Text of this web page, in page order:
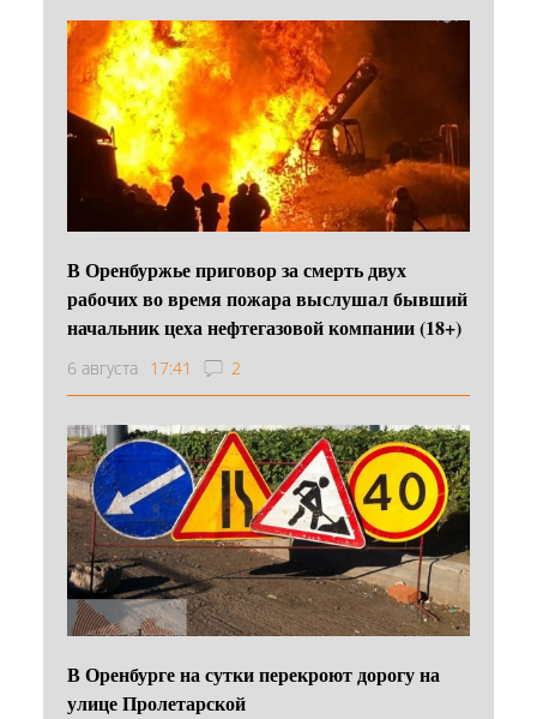
В Оренбуржье приговор за смерть двух
рабочих во время пожара выслушал бывший
начальник цеха нефтегазовой компании (18+)
6 августа 17:41 2
В Оренбурге на сутки перекроют дорогу на
улице Пролетарской